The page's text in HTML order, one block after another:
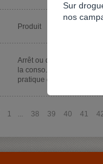
Produit
Arrêt ou diminution de
la conso. ou de la
pratique de jeu
1 38 39 40 41
Sur
nos